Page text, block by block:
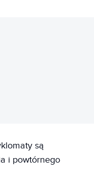
są
i powtórnego